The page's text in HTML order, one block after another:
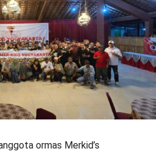
ormas Merkid’s